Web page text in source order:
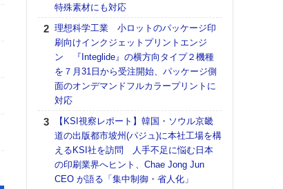
特殊素材にも対応
理想科学工業 小ロットのパッケージ印
刷向けインクジェットプリントエンジ
ン 『Integlide』の横方向タイプ２機種
を７月31日から受注開始、パッケージ側
面のオンデマンドフルカラープリントに
対応
【KSI視察レポート】韓国・ソウル京畿
道の出版都市坡州(パジュ)に本社工場を構
えるKSI社を訪問 人手不足に悩む日本
の印刷業界へヒント、Chae Jong Jun
CEO が語る「集中制御・省人化」